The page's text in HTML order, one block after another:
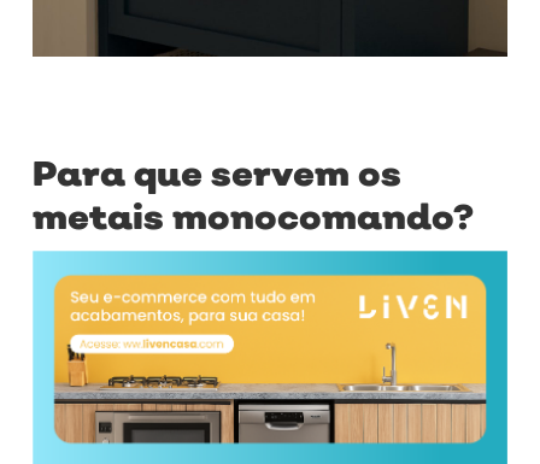
Para que servem os
metais monocomando?